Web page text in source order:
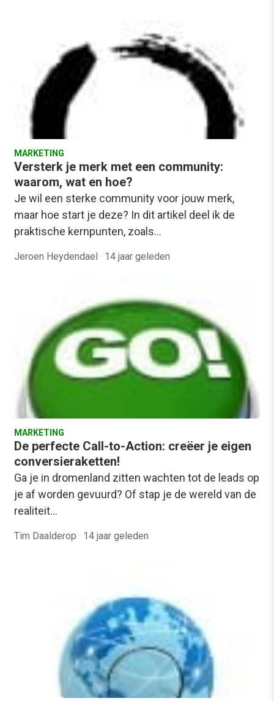
MARKETING
Versterk je merk met een community:
waarom, wat en hoe?
Je wil een sterke community voor jouw merk,
maar hoe start je deze? In dit artikel deel ik de
praktische kernpunten, zoals…
Jeroen Heydendael · 14 jaar geleden
MARKETING
De perfecte Call-to-Action: creëer je eigen
conversieraketten!
Ga je in dromenland zitten wachten tot de leads op
je af worden gevuurd? Of stap je de wereld van de
realiteit…
Tim Daalderop · 14 jaar geleden